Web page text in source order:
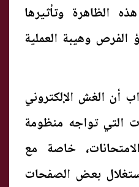
الظاهرة وتأثيرها
الفرص وهيبة العملية
أن الغش الإلكتروني
التي تواجه منظومة
خاصة مع
بعض الصفحات